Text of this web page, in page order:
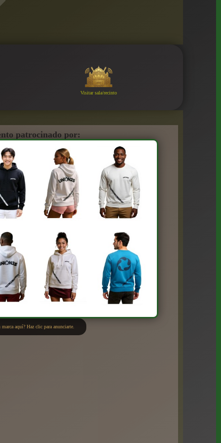
Visitar sala/recinto
patrocinado por:
marca aquí? Haz clic para anunciarte.